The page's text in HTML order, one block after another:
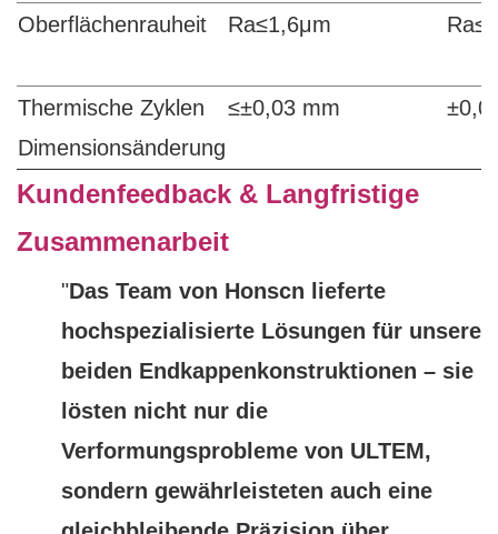
Oberflächenrauheit Ra≤1,6μm
Thermische Zyklen
Dimensionsänderung
≤±0,03 mm
Kundenfeedback & Langfristige
Zusammenarbeit
"Das Team von Honscn lieferte
hochspezialisierte Lösungen für unsere
beiden Endkappenkonstruktionen – sie
lösten nicht nur die
Verformungsprobleme von ULTEM,
sondern gewährleisteten auch eine